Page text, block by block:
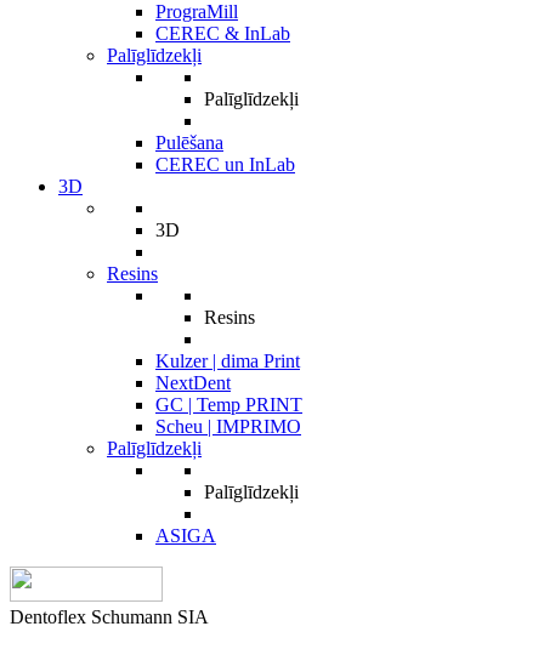
PrograMill
CEREC & InLab
Palīglīdzekļi
Palīglīdzekļi
Pulēšana
CEREC un InLab
3D
3D
Resins
Resins
Kulzer | dima Print
NextDent
GC | Temp PRINT
Scheu | IMPRIMO
Palīglīdzekļi
Palīglīdzekļi
ASIGA
Dentoflex Schumann SIA